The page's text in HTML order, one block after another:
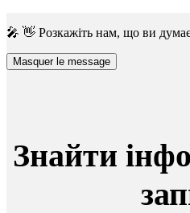
🎤 👋 Розкажіть нам, що ви
Masquer le message
Знайти